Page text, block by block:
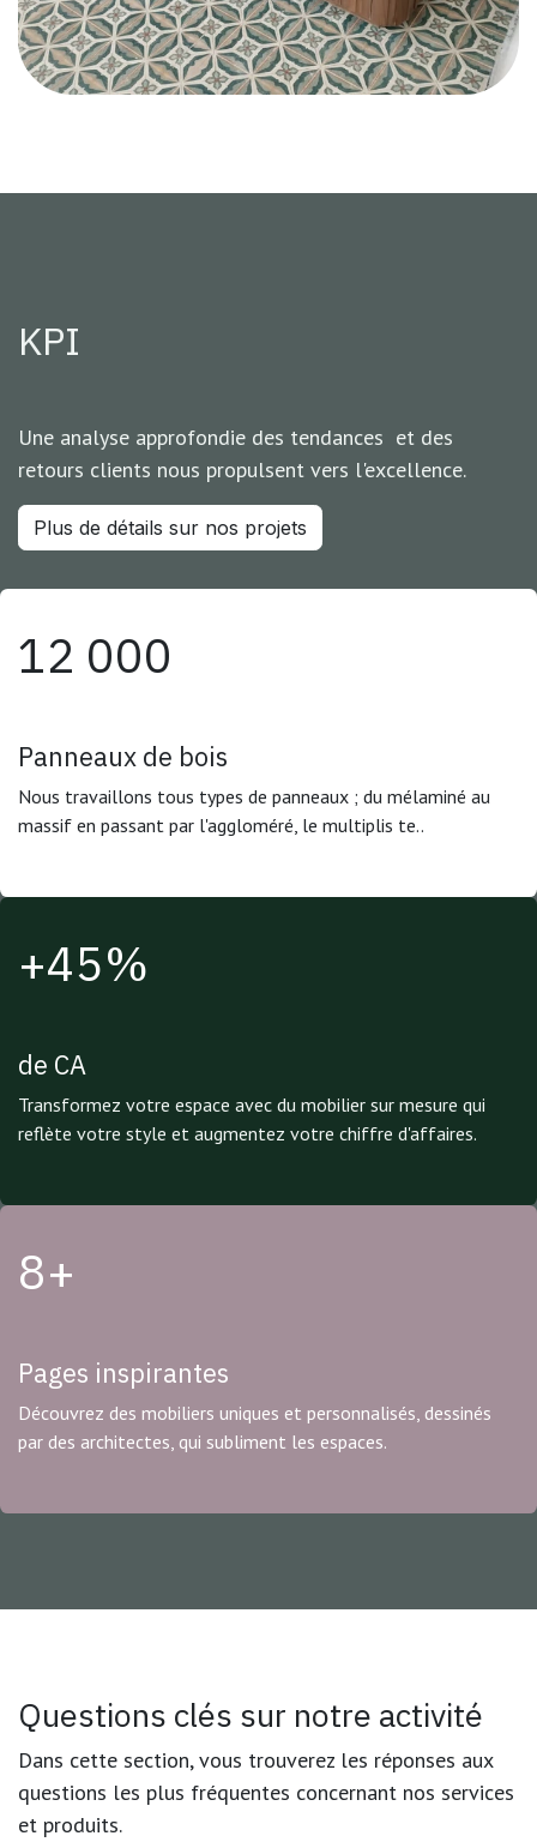
KPI
Une analyse approfondie des tendances et des
retours clients nous propulsent vers l'excellence.
Plus de détails sur nos projets
12 000
Panneaux de bois
Nous travaillons tous types de panneaux ; du mélaminé au
massif en passant par l'aggloméré, le multiplis te..
+45%
de CA
Transformez votre espace avec du mobilier sur mesure qui
reflète votre style et augmentez votre chiffre d'affaires.
8+
Pages inspirantes
Découvrez des mobiliers uniques et personnalisés, dessinés
par des architectes, qui subliment les espaces.
Questions clés sur notre activité
Dans cette section, vous trouverez les réponses aux
questions les plus fréquentes concernant nos services
et produits.